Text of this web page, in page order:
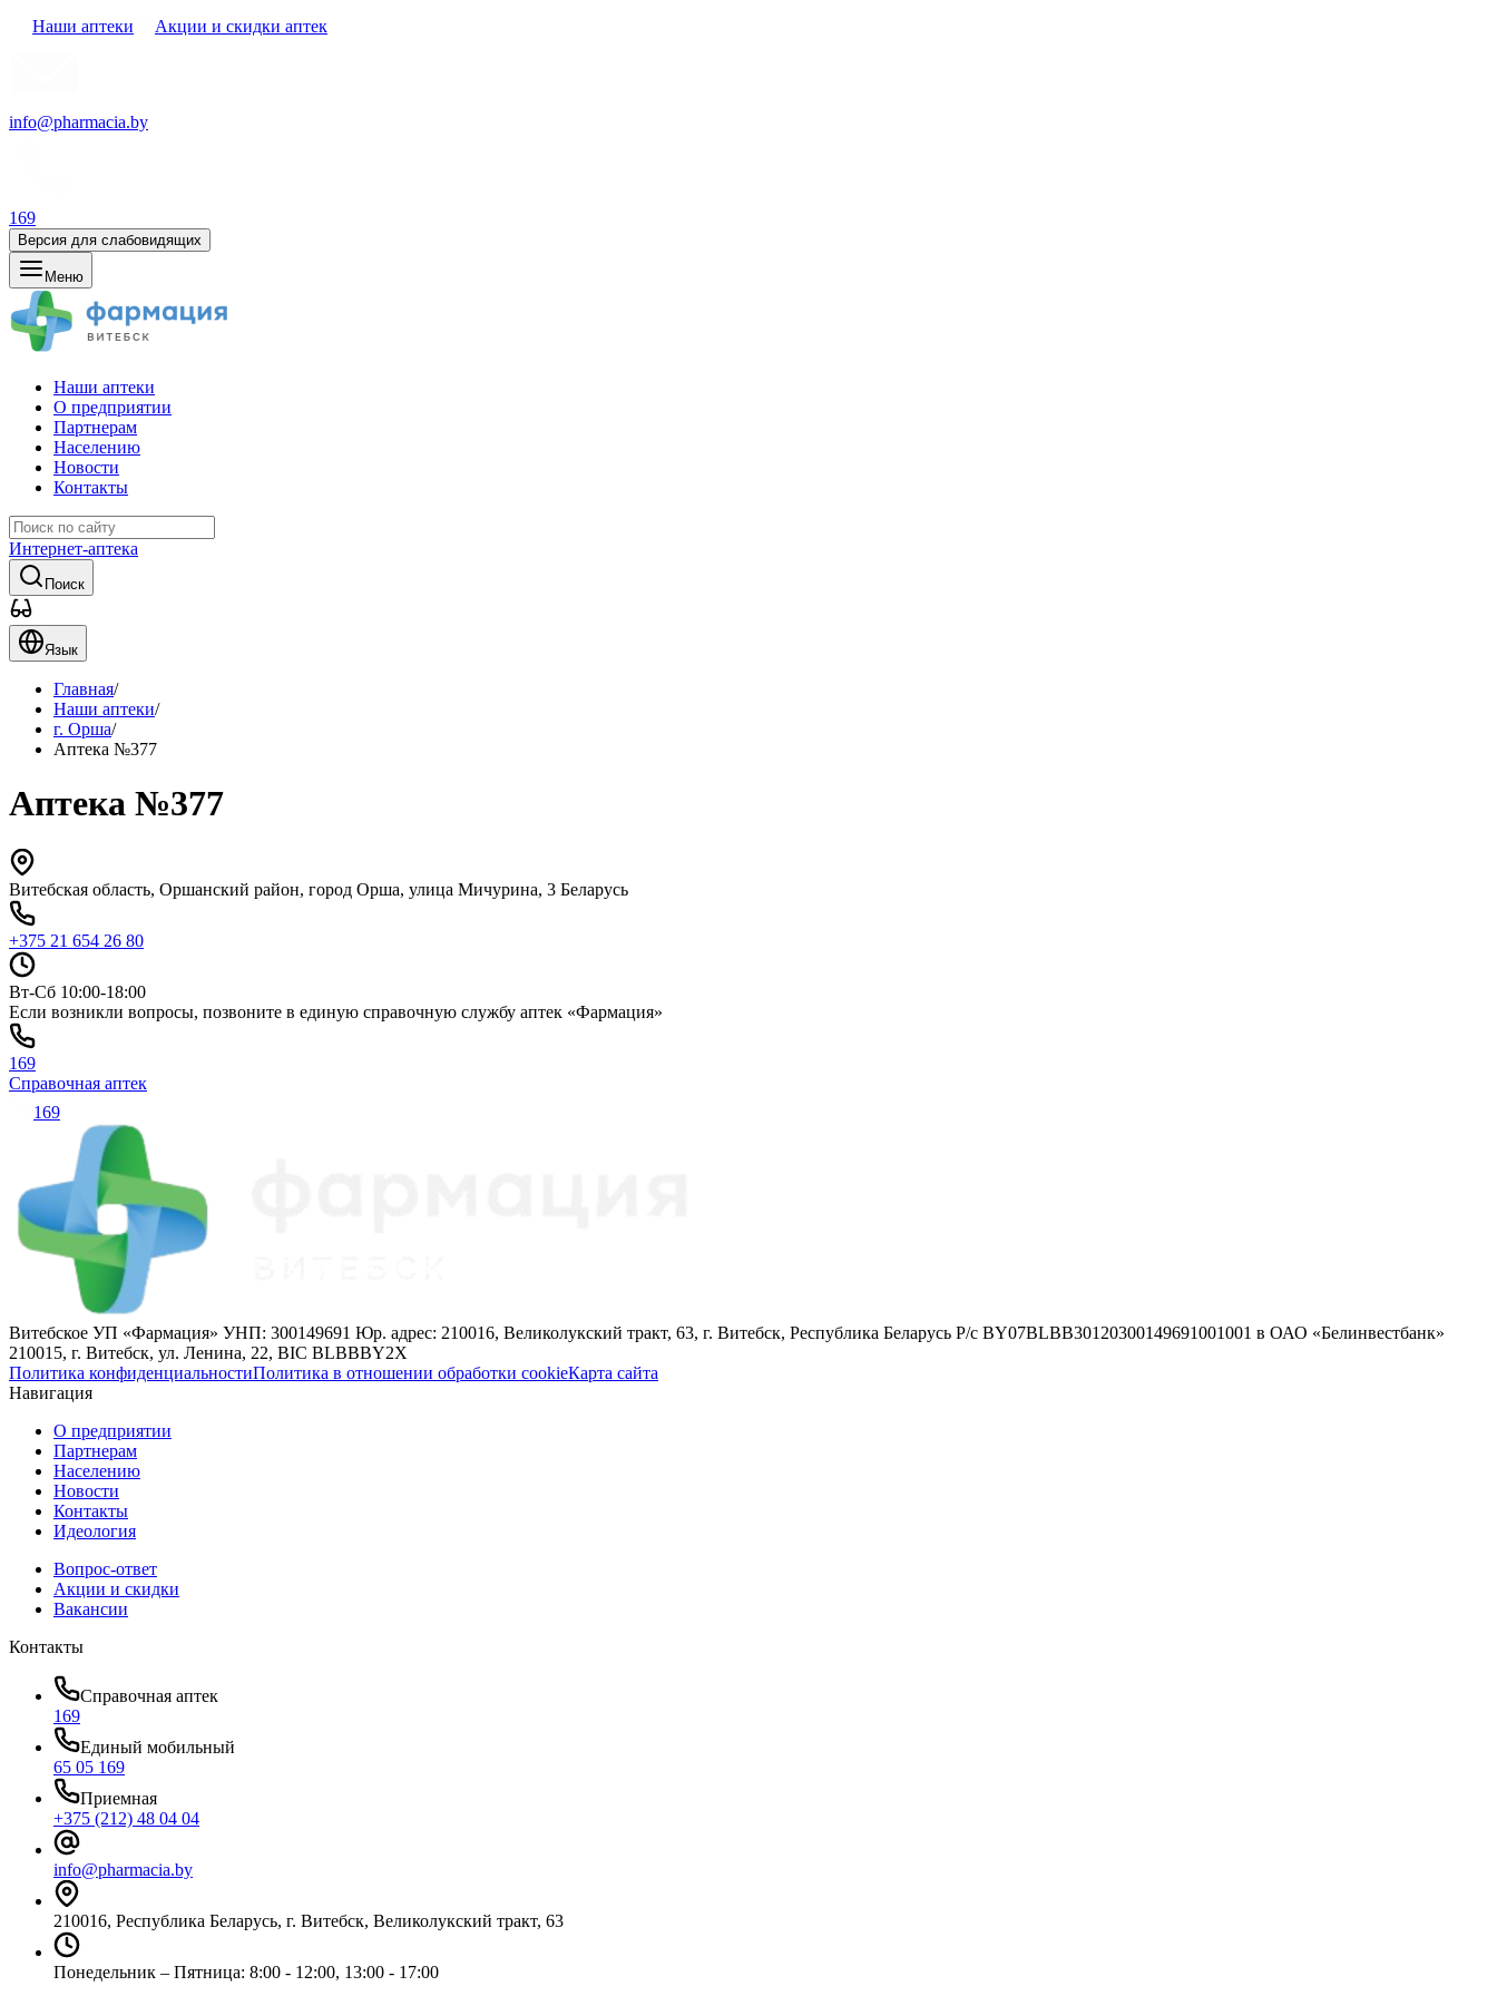
Наши аптеки Акции и скидки аптек
info@pharmacia.by
169
Версия для слабовидящих
Меню
Наши аптеки
О предприятии
Партнерам
Населению
Новости
Контакты
Интернет-аптека
Поиск
Язык
Главная/
Наши аптеки/
г. Орша/
Аптека №377
Аптека №377
Витебская область, Оршанский район, город Орша, улица Мичурина, 3 Беларусь
+375 21 654 26 80
Вт-Сб 10:00-18:00
Если возникли вопросы, позвоните в единую справочную службу аптек «Фармация»
169
Справочная аптек
169
Витебское УП «Фармация» УНП: 300149691 Юр. адрес: 210016, Великолукский тракт, 63, г. Витебск, Республика Беларусь Р/с BY07BLBB30120300149691001001 в ОАО «Белинвестбанк»
210015, г. Витебск, ул. Ленина, 22, BIC BLBBBY2X
Политика конфиденциальностиПолитика в отношении обработки cookieКарта сайта
Навигация
О предприятии
Партнерам
Населению
Новости
Контакты
Идеология
Вопрос-ответ
Акции и скидки
Вакансии
Контакты
Справочная аптек
169
Единый мобильный
65 05 169
Приемная
+375 (212) 48 04 04
info@pharmacia.by
210016, Республика Беларусь, г. Витебск, Великолукский тракт, 63
Понедельник – Пятница: 8:00 - 12:00, 13:00 - 17:00